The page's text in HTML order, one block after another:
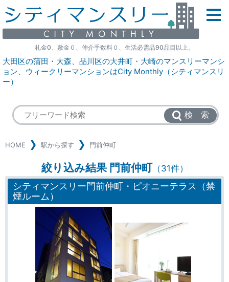
礼金0、敷金０、仲介手数料０、生活必需品90品目以上。
大田区の蒲田・大森、品川区の大井町・大崎のマンスリーマンシ
ョン、ウィークリーマンションはCity Monthly（シティマンスリ
ー）
検 索
HOME 駅から探す 門前仲町
絞り込み結果 門前仲町 （31件）
シティマンスリー門前仲町・ピオニーテラス（禁
煙ルーム）